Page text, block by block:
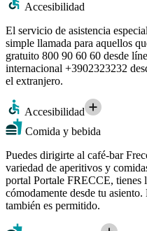
Accesibilidad
El servicio de asistencia
simple llamada para aquellos
gratuito 800 90 60 60 desde
internacional +3902323232
el extranjero.
Accesibilidad
Comida y bebida
Puedes dirigirte al café-bar
variedad de aperitivos y
portal Portale FRECCE, tienes
cómodamente desde tu
también es permitido.